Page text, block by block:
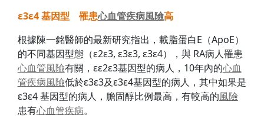
ε3ε4基因型 罹患心血管疾病風險高
根據陳一銘醫師的最新研究指出，載脂蛋白E（ApoE）
的不同基因型態（ε2ε3, ε3ε3, ε3ε4），與 RA病人罹患
心血管風險有關，εε2ε3基因型的病人，10年內的心血
管疾病風險低於ε3ε3及ε3ε4基因型的病人，其中如果是
ε3ε4 基因型的病人，膽固醇比例最高，有較高的風險
患有心血管疾病。